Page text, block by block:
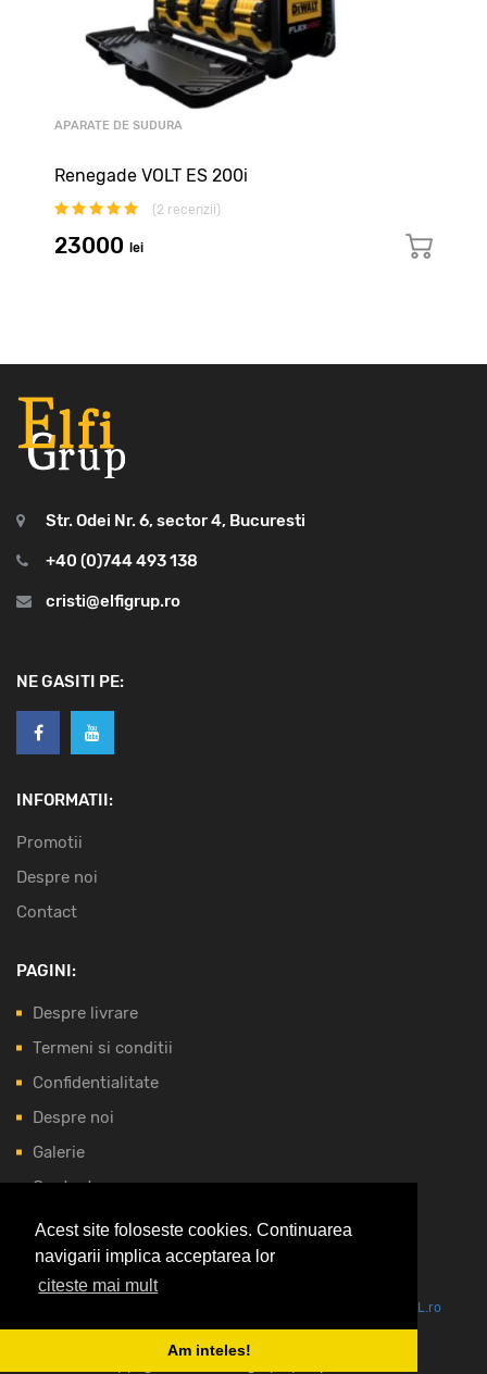
Acest site foloseste cookies. Continuarea
navigarii implica acceptarea lor
citeste mai mult
Am inteles!
APARATE DE SUDURA
FORCE
3800
Str. Odei Nr. 6, sector 4, Bucuresti
+40 (0)744 493 138
cristi@elfigrup.ro
NE GASITI PE:
INFORMATII:
Promotii
Despre noi
Contact
PAGINI:
Despre livrare
Termeni si conditii
Confidentialitate
Despre noi
Galerie
Contact
NOI ACCEPTAM:
Vezi oferta pe CEL.ro